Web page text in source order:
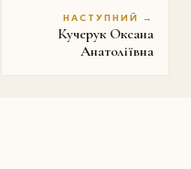
НАСТУПНИЙ →
Кучерук Оксана
Анатоліївна